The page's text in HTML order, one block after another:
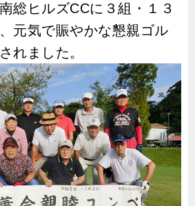
総ヒルズCCに３組・１３
元気で賑やかな懇親ゴル
れました。